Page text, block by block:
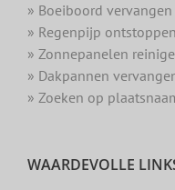
» Boeiboord vervangen
» Regenpijp
» Zonnepanelen
» Dakpannen
» Zoeken op
WAARDEVOLLE